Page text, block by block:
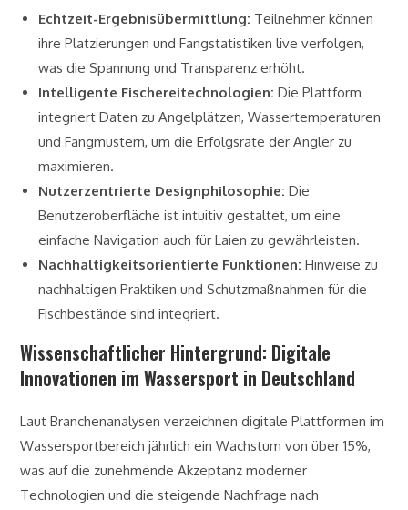
Echtzeit-Ergebnisübermittlung: Teilnehmer können
ihre Platzierungen und Fangstatistiken live verfolgen,
was die Spannung und Transparenz erhöht.
Intelligente Fischereitechnologien: Die Plattform
integriert Daten zu Angelplätzen, Wassertemperaturen
und Fangmustern, um die Erfolgsrate der Angler zu
maximieren.
Nutzerzentrierte Designphilosophie: Die
Benutzeroberfläche ist intuitiv gestaltet, um eine
einfache Navigation auch für Laien zu gewährleisten.
Nachhaltigkeitsorientierte Funktionen: Hinweise zu
nachhaltigen Praktiken und Schutzmaßnahmen für die
Fischbestände sind integriert.
Wissenschaftlicher Hintergrund: Digitale
Innovationen im Wassersport in Deutschland
Laut Branchenanalysen verzeichnen digitale Plattformen im
Wassersportbereich jährlich ein Wachstum von über15%,
was auf die zunehmende Akzeptanz moderner
Technologien und die steigende Nachfrage nach